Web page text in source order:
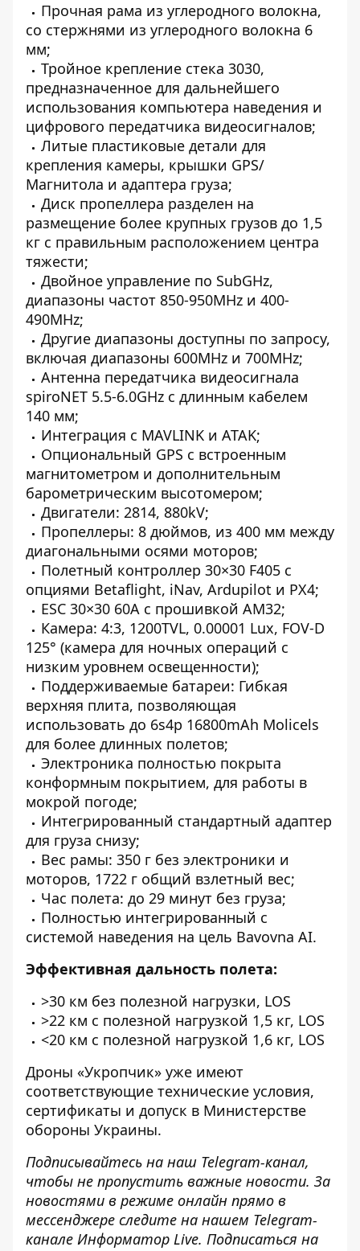
Прочная рама из углеродного волокна,
со стержнями из углеродного волокна 6
мм;
Тройное крепление стека 3030,
предназначенное для дальнейшего
использования компьютера наведения и
цифрового передатчика видеосигналов;
Литые пластиковые детали для
крепления камеры, крышки GPS/
Магнитола и адаптера груза;
Диск пропеллера разделен на
размещение более крупных грузов до 1,5
кг с правильным расположением центра
тяжести;
Двойное управление по SubGHz,
диапазоны частот 850-950MHz и 400-
490MHz;
Другие диапазоны доступны по запросу,
включая диапазоны 600MHz и 700MHz;
Антенна передатчика видеосигнала
spiroNET 5.5-6.0GHz с длинным кабелем
140 мм;
Интеграция с MAVLINK и ATAK;
Опциональный GPS с встроенным
магнитометром и дополнительным
барометрическим высотомером;
Двигатели: 2814, 880kV;
Пропеллеры: 8 дюймов, из 400 мм между
диагональными осями моторов;
Полетный контроллер 30×30 F405 с
опциями Betaﬂight, iNav, Ardupilot и PX4;
ESC 30×30 60A с прошивкой AM32;
Камера: 4:3, 1200TVL, 0.00001 Lux, FOV-D
125° (камера для ночных операций с
низким уровнем освещенности);
Поддерживаемые батареи: Гибкая
верхняя плита, позволяющая
использовать до 6s4p 16800mAh Molicels
для более длинных полетов;
Электроника полностью покрыта
конформным покрытием, для работы в
мокрой погоде;
Интегрированный стандартный адаптер
для груза снизу;
Вес рамы: 350 г без электроники и
моторов, 1722 г общий взлетный вес;
Час полета: до 29 минут без груза;
Полностью интегрированный с
системой наведения на цель Bavovna AI.
Эффективная дальность полета:
>30 км без полезной нагрузки, LOS
>22 км с полезной нагрузкой 1,5 кг, LOS
<20 км с полезной нагрузкой 1,6 кг, LOS
Дроны «Укропчик» уже имеют
соответствующие технические условия,
сертификаты и допуск в Министерстве
обороны Украины.
Подписывайтесь на наш Telegram-канал,
чтобы не пропустить важные новости. За
новостями в режиме онлайн прямо в
мессенджере следите на нашем Telegram-
канале Информатор Live. Подписаться на